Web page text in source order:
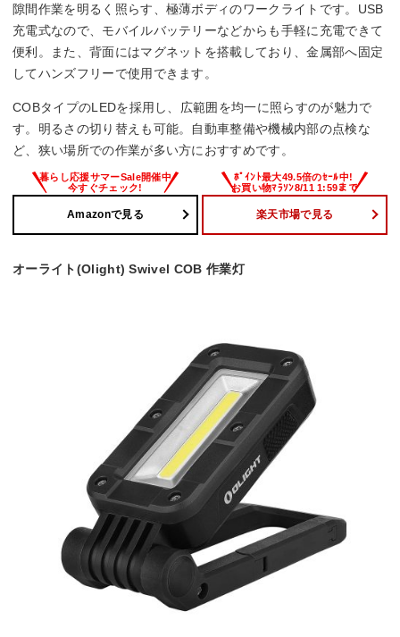
隙間作業を明るく照らす、極薄ボディのワークライトです。USB
充電式なので、モバイルバッテリーなどからも手軽に充電できて
便利。また、背面にはマグネットを搭載しており、金属部へ固定
してハンズフリーで使用できます。
COBタイプのLEDを採用し、広範囲を均一に照らすのが魅力で
す。明るさの切り替えも可能。自動車整備や機械内部の点検な
ど、狭い場所での作業が多い方におすすめです。
Amazonで見る 楽天市場で見る
オーライト(Olight) Swivel COB 作業灯